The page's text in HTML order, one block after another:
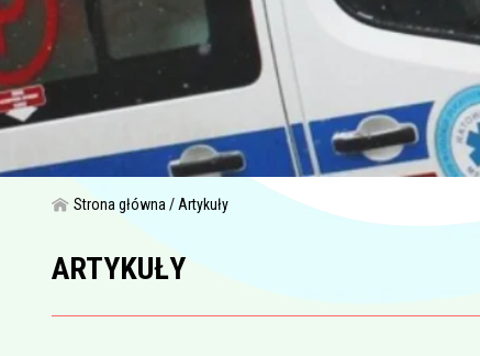
Strona główna Artykuły
ARTYKUŁY